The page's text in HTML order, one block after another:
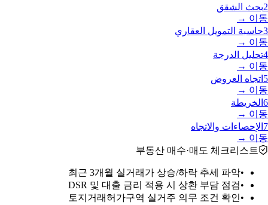
2بحث الشقق
이동 →
3حاسبة التمويل العقاري
이동 →
4تحليل الدرجة
이동 →
5 اتجاه العروض
이동 →
6 الخريطة
이동 →
7 الإحصاءات والاتجاه
이동 →
부동산 매수·매도 체크리스트
•
최근 3개월 실거래가 상승/하락 추세 파악
•
DSR 및 대출 금리 적용 시 상환 부담 점검
•
토지거래허가구역 실거주 의무 조건 확인